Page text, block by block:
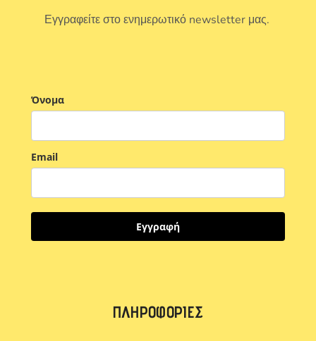
Εγγραφείτε στο ενημερωτικό newsletter μας.
Όνομα
Email
Εγγραφή
ΠΛΗΡΟΦΟΡΊΕΣ